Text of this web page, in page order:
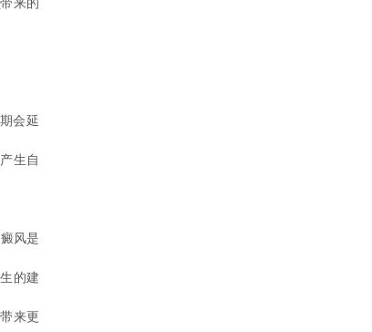
带来的
会延
生自
风是
的建
来更